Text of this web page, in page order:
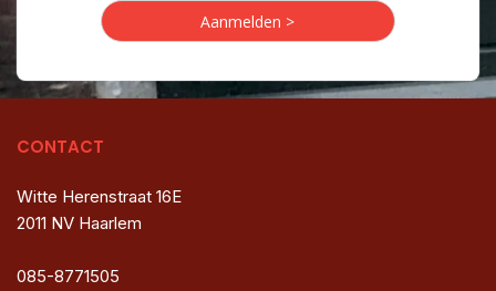
CONTACT
Witte Herenstraat 16E
2011 NV Haarlem
085-8771505